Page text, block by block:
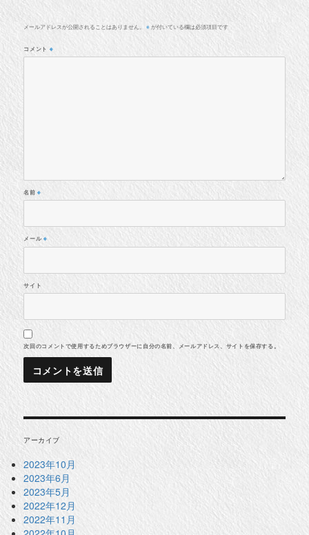
メールアドレスが公開されることはありません。 ※ が付いている欄は必須項目です
コメント ※
名前※
メール ※
サイト
次回のコメントで使用するためブラウザーに自分の名前、メールアドレス、サイトを保存する。
アーカイブ
2023年10月
2023年6月
2023年5月
2022年12月
2022年11月